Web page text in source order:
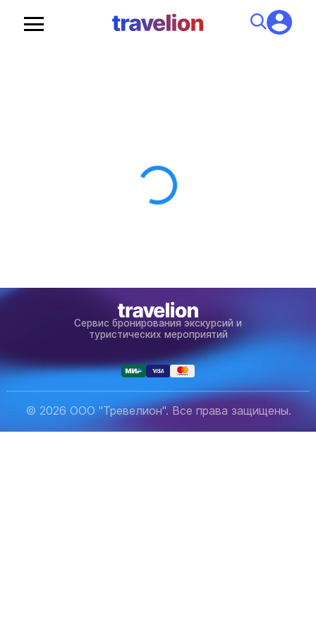
Сервис бронирования экскурсий и
туристических мероприятий
© 2026 ООО "Тревелион". Все права защищены.